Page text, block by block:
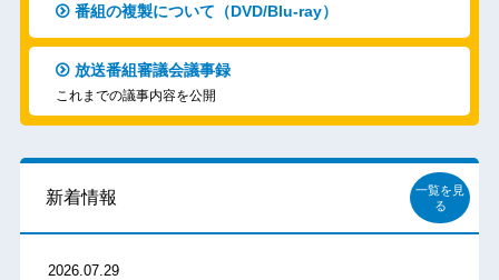
番組の複製について（DVD/Blu-ray）
放送番組審議会議事録
これまでの議事内容を公開
新着情報
一覧を見
る
2026.07.29